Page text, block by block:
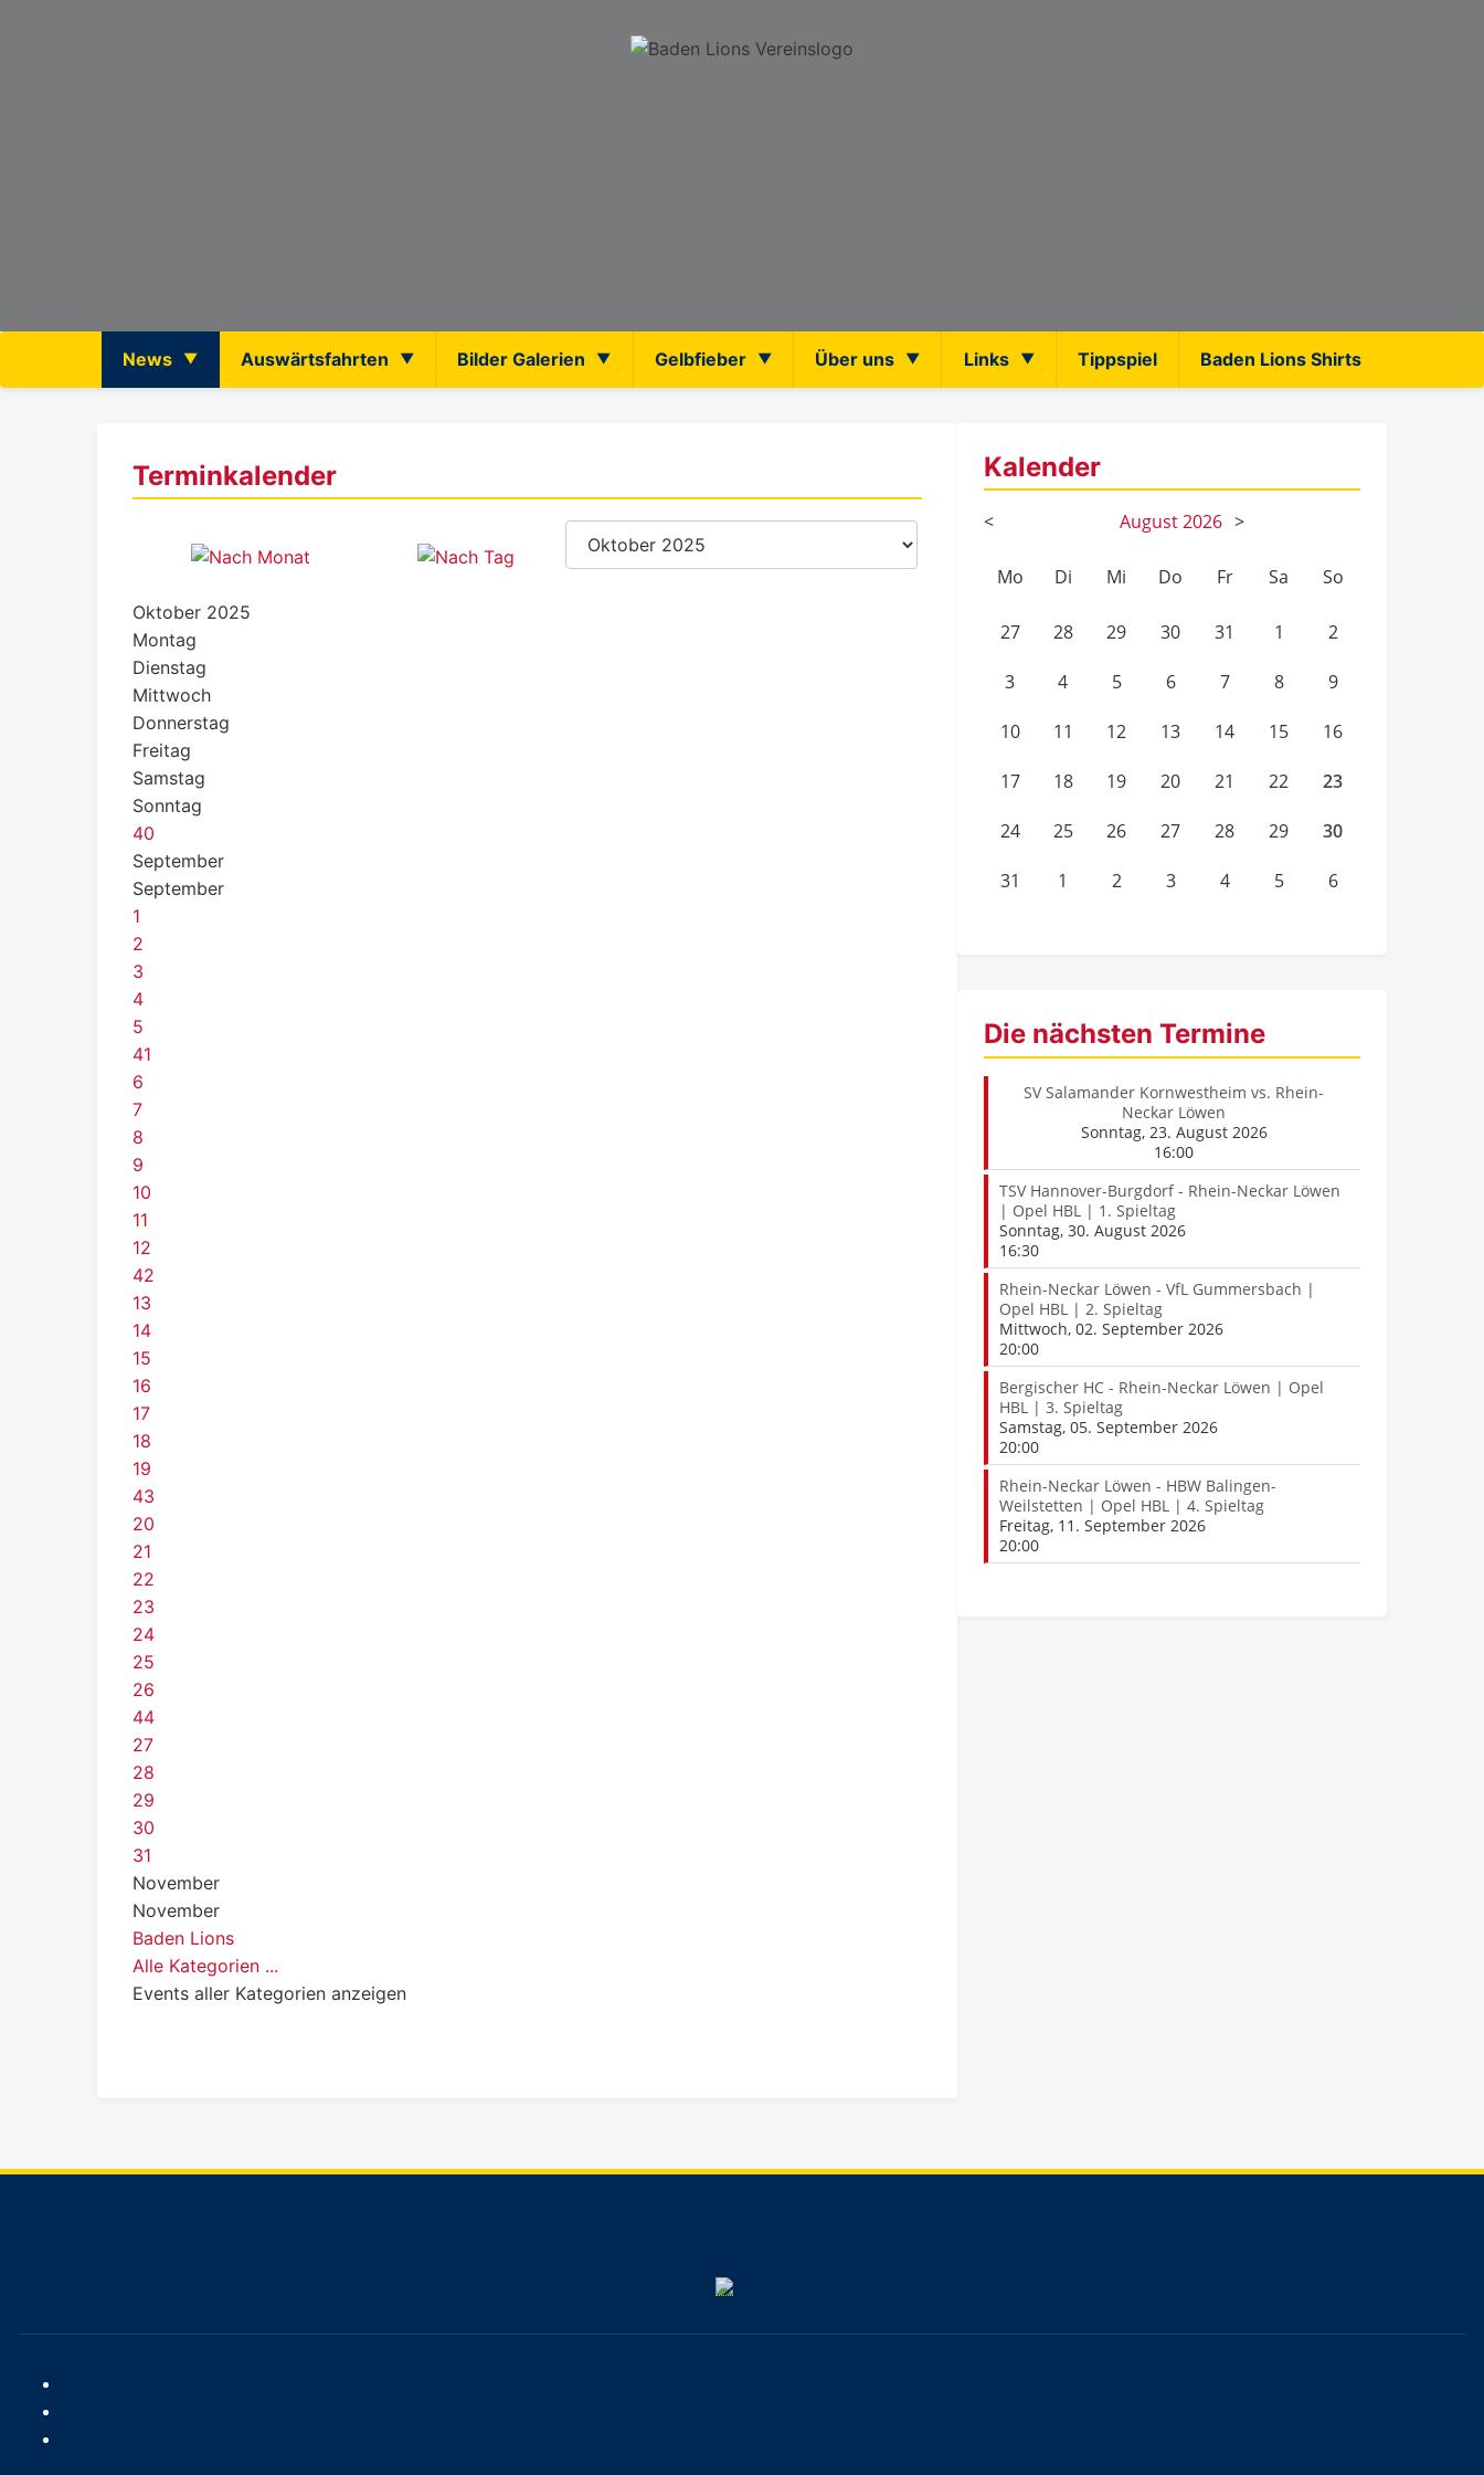
News Auswärtsfahrten Bilder Galerien Gelbfieber Über uns Links Tippspiel Baden Lions Shirts
Terminkalender
Oktober 2025
Montag
Dienstag
Mittwoch
Donnerstag
Freitag
Samstag
Sonntag
40
September
September
1
2
3
4
5
41
6
7
8
9
10
11
12
42
13
14
15
16
17
18
19
43
20
21
22
23
24
25
26
44
27
28
29
30
31
November
November
Baden Lions
Alle Kategorien ...
Events aller Kategorien anzeigen
Kalender
< August2026 >
Mo Di Mi Do Fr Sa So
27 28 29 30 31 1 2
3 4 5 6 7 8 9
10 11 12 13 14 15 16
17 18 19 20 21 22 23
24 25 26 27 28 29 30
31 1 2 3 4 5 6
Die nächsten Termine
SV Salamander Kornwestheim vs. Rhein-
Neckar Löwen
Sonntag, 23. August 2026
16:00
TSV Hannover-Burgdorf - Rhein-Neckar Löwen
| Opel HBL | 1. Spieltag
Sonntag, 30. August 2026
16:30
Rhein-Neckar Löwen - VfL Gummersbach |
Opel HBL | 2. Spieltag
Mittwoch, 02. September 2026
20:00
Bergischer HC - Rhein-Neckar Löwen | Opel
HBL | 3. Spieltag
Samstag, 05. September 2026
20:00
Rhein-Neckar Löwen - HBW Balingen-
Weilstetten | Opel HBL | 4. Spieltag
Freitag, 11. September 2026
20:00